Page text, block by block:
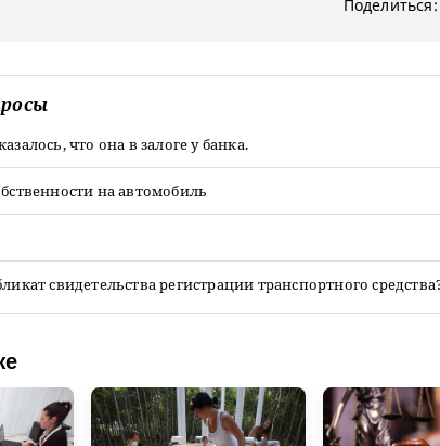
Поделиться:
что она в залоге у банка.
на автомобиль
свидетельства регистрации транспортного